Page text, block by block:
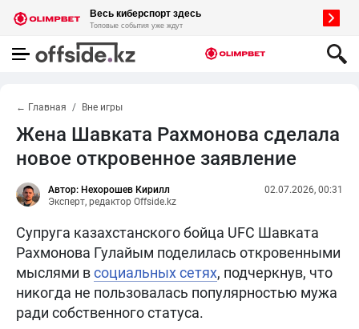
← Главная Вне игры
Жена Шавката Рахмонова сделала
новое откровенное заявление
Автор: Нехорошев Кирилл
Эксперт, редактор Offside.kz
02.07.2026, 00:31
Супруга казахстанского бойца UFC Шавката
Рахмонова Гулайым поделилась откровенными
мыслями всоциальных сетях, подчеркнув, что
никогда не пользовалась популярностью мужа
ради собственного статуса.